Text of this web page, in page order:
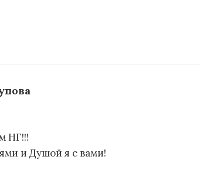
НГ!!!
и Душой я с вами!